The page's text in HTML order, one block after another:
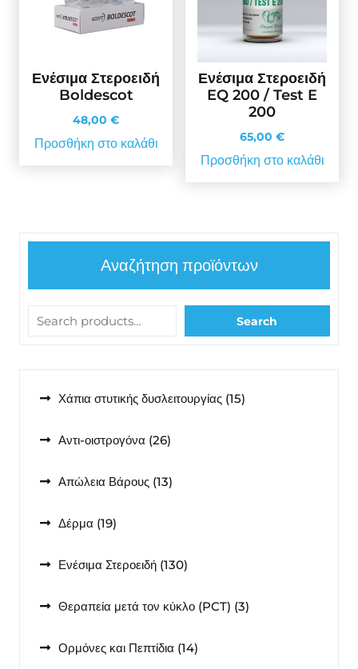
Ενέσιμα Στεροειδή
Boldescot
48,00 €
Προσθήκη στο καλάθι
Ενέσιμα Στεροειδή
EQ 200 / Test E
200
65,00 €
Προσθήκη στο καλάθι
Αναζήτηση προϊόντων
Search
Χάπια στυτικής δυσλειτουργίας 1515
Αντι-οιστρογόνα 2626
Απώλεια Βάρους 1313
Δέρμα 1919
Ενέσιμα Στεροειδή 130130
Θεραπεία μετά τον κύκλο (PCT) 33
Ορμόνες και Πεπτίδια 1414